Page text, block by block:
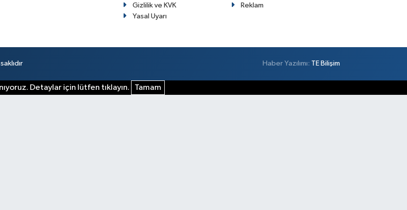
Gizlilik ve KVK
Reklam
Yasal Uyarı
Haber Yazılımı: TE Bilişim
Detaylar için lütfen tıklayın. Tamam